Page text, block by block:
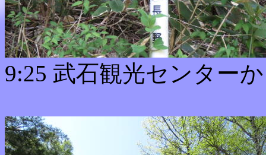
9:25 武石観光センター